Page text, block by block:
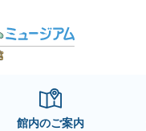
館内のご案内